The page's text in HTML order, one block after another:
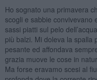
Ho sognato una primavera
scogli e sabbie convivevano
sassi piatti sul pelo
più balzi. Mi doleva la spalla
pesante ed affondava
grazia muove le cose in
Ma forse eravamo scesi al